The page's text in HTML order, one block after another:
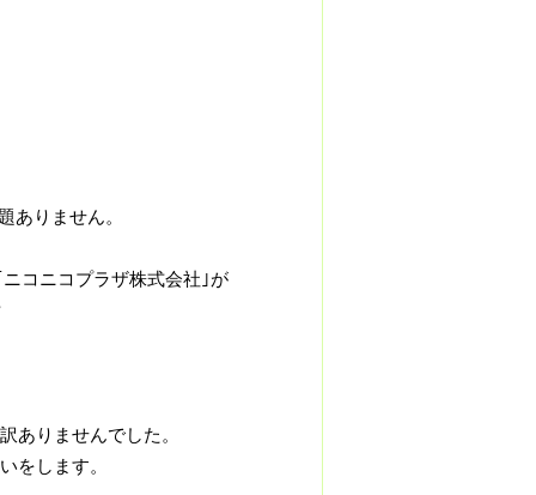
ありません。
コニコプラザ株式会社｣が
ありませんでした。
をします。